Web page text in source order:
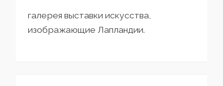
галерея выставки искусства,
изображающие Лапландии.